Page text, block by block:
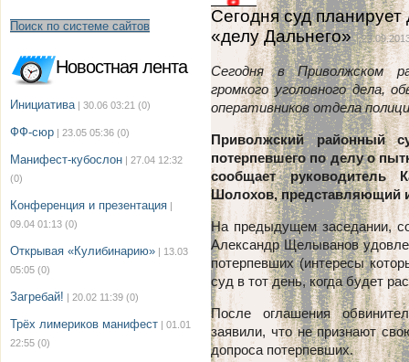
Поиск по системе сайтов
Новостная лента
Инициатива | 30.06 03:21 (0)
ФФ-сюр | 23.05 05:36 (0)
Манифест-кубослон | 27.04 12:32
(0)
Конференция и презентация |
09.04 01:13 (0)
Открывая «Кулибинарию» | 13.03
05:05 (0)
Загребай! | 20.02 11:39 (0)
Трёх лимериков манифест | 01.01
22:55 (0)
Сегодня суд планирует
«делу Дальнего»|
Сегодня в Приволжском
громкого уголовного дела,
оперативников отдела
Приволжский районный
потерпевшего по делу о
сообщает руководитель
Шолохов, представляющий
На предыдущем заседании,
Александр Щелыванов
потерпевших (интересы
суд в тот день, когда будет
После оглашения
заявили, что не признают
допроса потерпевших.